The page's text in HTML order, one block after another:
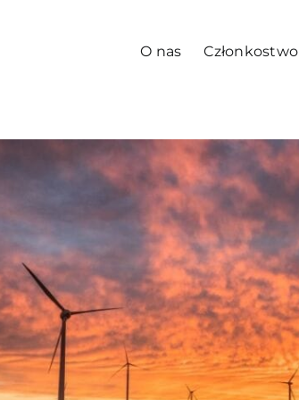
O nas Członkostwo